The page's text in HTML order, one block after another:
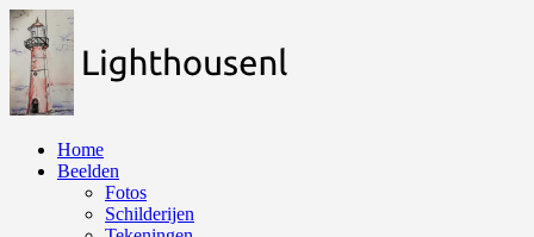
Naar
de
inhoud
springen
Home
Beelden
Fotos
Schilderijen